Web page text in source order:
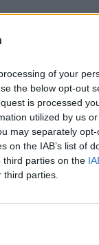
of your
the below opt-out
is processed
utilized by us
may separately
on the IAB’s list of
third parties on the
parties.
ir samba